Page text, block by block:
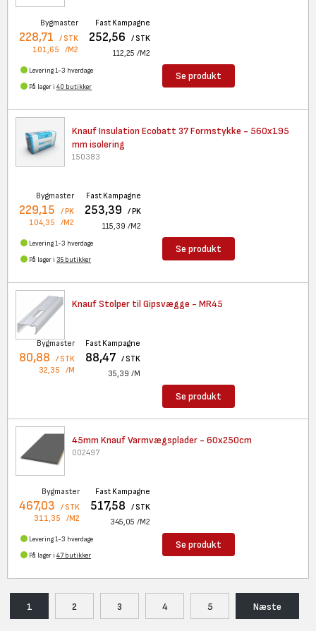
Bygmaster
228,71 / STK
101,65 /M2
Fast Kampagne
252,56 / STK
112,25 /M2
Levering 1-3 hverdage
På lager i 40 butikker
Se produkt
Knauf Insulation Ecobatt 37Formstykke - 560x195
mm isolering
150383
Bygmaster
229,15 / PK
104,35 /M2
Fast Kampagne
253,39 / PK
115,39 /M2
Levering 1-3 hverdage
På lager i 35 butikker
Se produkt
Knauf Stolper til Gipsvægge - MR45
Bygmaster
80,88 / STK
32,35 /M
Fast Kampagne
88,47 / STK
35,39 /M
Se produkt
45mm Knauf Varmvægsplader - 60x250cm
002497
Bygmaster
467,03 / STK
311,35 /M2
Fast Kampagne
517,58 / STK
345,05 /M2
Levering 1-3 hverdage
På lager i 47 butikker
Se produkt
1 2 3 4 5 Næste